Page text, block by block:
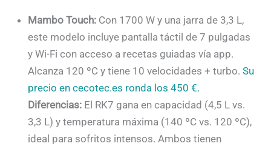
Mambo Touch: Con 1700 W y una jarra de 3,3 L,
este modelo incluye pantalla táctil de 7 pulgadas
y Wi-Fi con acceso a recetas guiadas vía app.
Alcanza 120 ºC y tiene 10 velocidades + turbo.Su
precio en cecotec.es ronda los 450 €.
Diferencias: El RK7 gana en capacidad (4,5 L vs.
3,3 L) y temperatura máxima (140 ºC vs. 120 ºC),
ideal para sofritos intensos. Ambos tienen